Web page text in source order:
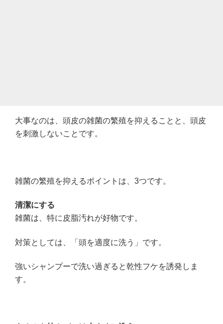
大事なのは、頭皮の雑菌の繁殖を抑えることと、頭皮
を刺激しないことです。
雑菌の繁殖を抑えるポイントは、3つです。
清潔にする
雑菌は、特に皮脂汚れが好物です。
対策としては、「頭を適度に洗う」です。
強いシャンプーで洗い過ぎると乾性フケを誘発しま
す。